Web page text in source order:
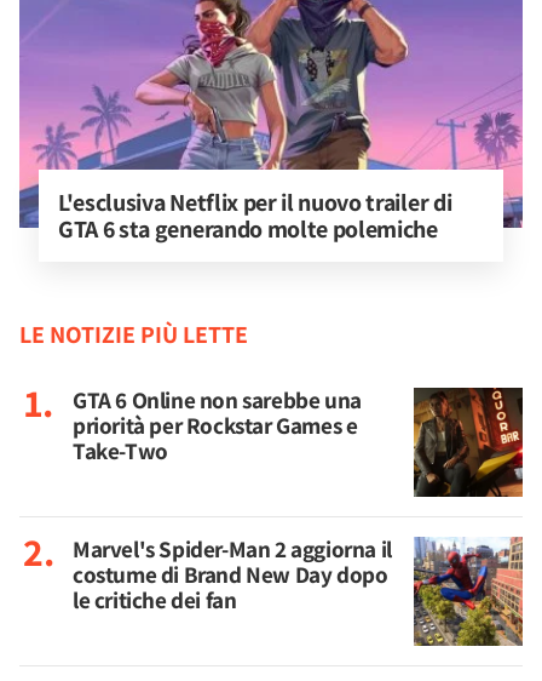
L'esclusiva Netflix per il nuovo trailer di
GTA 6 sta generando molte polemiche
LE NOTIZIE PIÙ LETTE
GTA 6 Online non sarebbe una
priorità per Rockstar Games e
Take-Two
Marvel's Spider-Man 2 aggiorna il
costume di Brand New Day dopo
le critiche dei fan